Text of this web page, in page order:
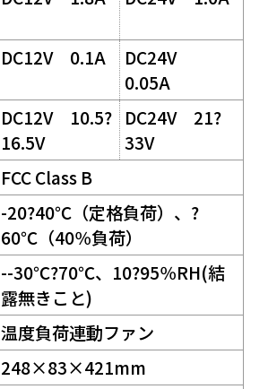
DC12V 0.1A
DC24V
0.05A
DC12V 10.5?
16.5V
DC24V 21?
33V
FCC Class B
-20?40℃（定格負荷）、?
60℃（40％負荷）
--30℃?70℃、10?95％RH(結
露無きこと)
温度負荷連動ファン
248×83×421mm